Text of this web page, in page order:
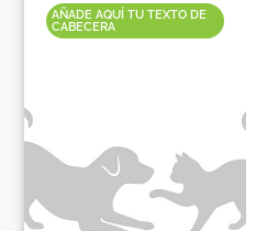
AÑADE AQUÍ TU TEXTO DE
CABECERA